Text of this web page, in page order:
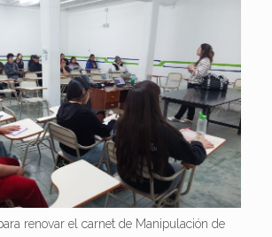
renovar el carnet de Manipulación de